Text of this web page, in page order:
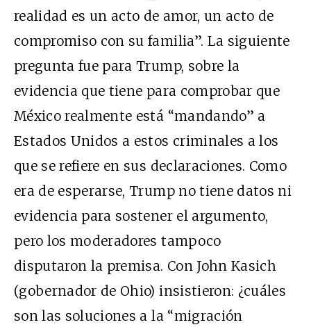
realidad es un acto de amor, un acto de
compromiso con su familia”. La siguiente
pregunta fue para Trump, sobre la
evidencia que tiene para comprobar que
México realmente está “mandando” a
Estados Unidos a estos criminales a los
que se refiere en sus declaraciones. Como
era de esperarse, Trump no tiene datos ni
evidencia para sostener el argumento,
pero los moderadores tampoco
disputaron la premisa. Con John Kasich
(gobernador de Ohio) insistieron: ¿cuáles
son las soluciones a la “migración